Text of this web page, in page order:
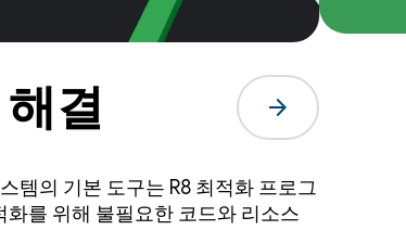
결 arrow_forward
템의 기본 도구는 R8 최적화 프로그
를 위해 불필요한 코드와 리소스